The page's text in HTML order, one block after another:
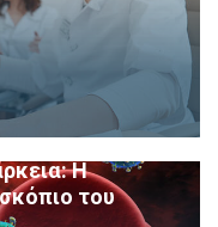
Η
του